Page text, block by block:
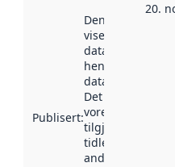
Publisert:
Denne datoen
viser når
datasettet vart
henta inn av
data.norge.no.
Det kan ha
vore
tilgjengeleg
tidlegare
andre stader.
20.